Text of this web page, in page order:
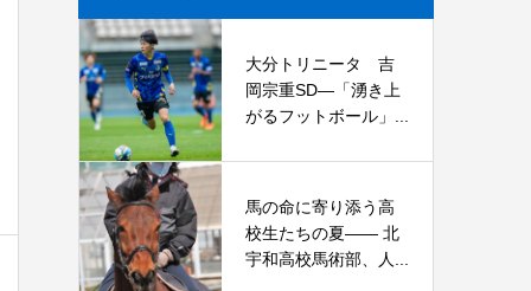
大分トリニータ 吉
岡宗重SD―「湧き上
がるフットボール」...
馬の命に寄り添う高
校生たちの夏—— 北
宇和高校馬術部、人...